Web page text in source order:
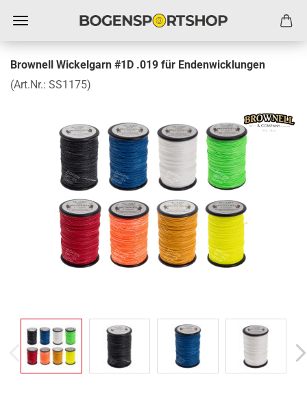
Brownell Wickelgarn #1D .019 für Endenwicklungen
(Art.Nr.: SS1175)